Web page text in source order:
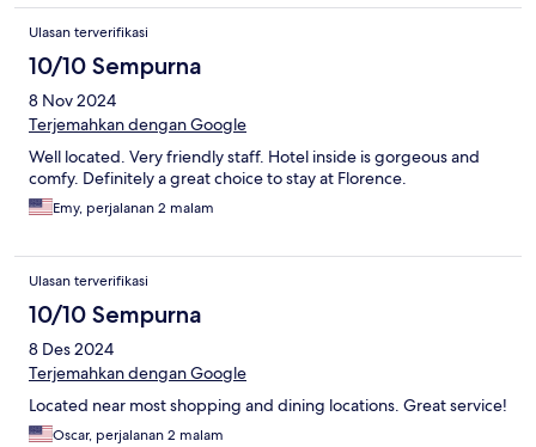
Ulasan terverifikasi
10/10 Sempurna
8 Nov 2024
Terjemahkan dengan Google
Well located. Very friendly staff. Hotel inside is gorgeous and
comfy. Definitely a great choice to stay at Florence.
Emy, perjalanan 2 malam
Ulasan terverifikasi
10/10 Sempurna
8 Des 2024
Terjemahkan dengan Google
Located near most shopping and dining locations. Great service!
Oscar, perjalanan 2 malam